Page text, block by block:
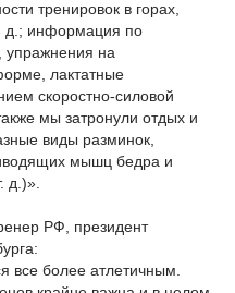
тренировок в горах,
д.; информация по
упражнения на
лактатные
скоростно-силовой
мы затронули отдых и
виды разминок,
мышц бедра и
д.)».
РФ, президент
все более атлетичным.